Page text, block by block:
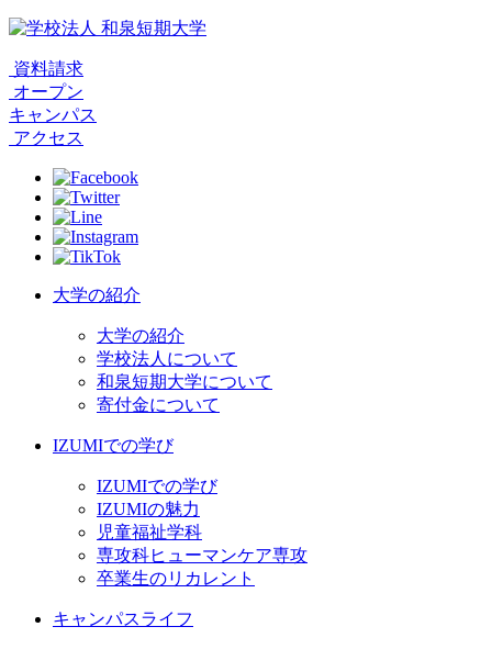
資料請求
オープン
キャンパス
アクセス
大学の紹介
大学の紹介
学校法人について
和泉短期大学について
寄付金について
IZUMIでの学び
IZUMIでの学び
IZUMIの魅力
児童福祉学科
専攻科ヒューマンケア専攻
卒業生のリカレント
キャンパスライフ